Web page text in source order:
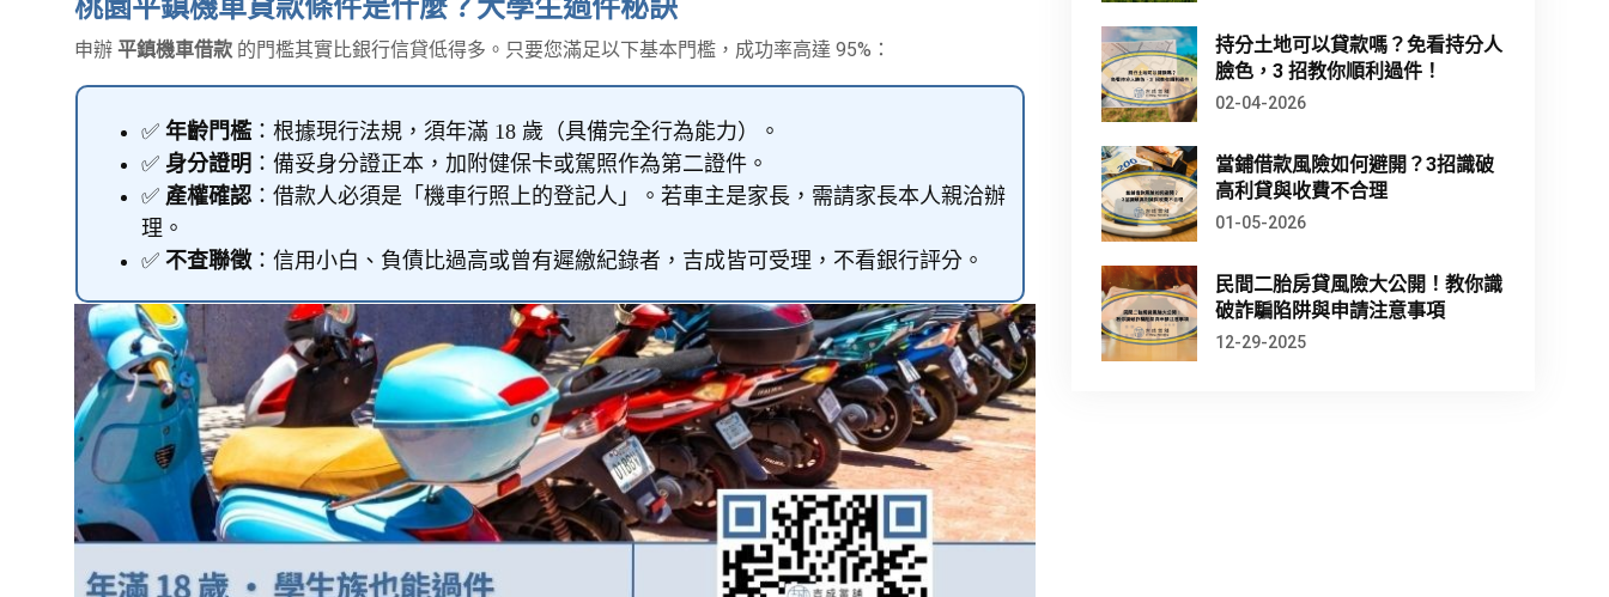
桃園平鎮機車貸款條件是什麼？大學生過件秘訣
申辦 平鎮機車借款 的門檻其實比銀行信貸低得多。只要您滿足以下基本門檻，成功率高達 95%：
✅ 年齡門檻 ：根據現行法規，須年滿 18 歲（具備完全行為能力）。
✅ 身分證明 ：備妥身分證正本，加附健保卡或駕照作為第二證件。
✅ 產權確認 ：借款人必須是「機車行照上的登記人」。若車主是家長，需請家長本人親洽辦
理。
✅ 不查聯徵：信用小白、負債比過高或曾有遲繳紀錄者，吉成皆可受理，不看銀行評分。
持分土地可以貸款嗎？免看持分人
臉色，3 招教你順利過件！
02-04-2026
當鋪借款風險如何避開？3招識破
高利貸與收費不合理
01-05-2026
民間二胎房貸風險大公開！教你識
破詐騙陷阱與申請注意事項
12-29-2025